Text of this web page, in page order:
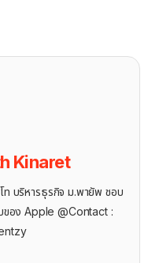
Kinaret
ท บริหารธุรกิจ ม.พายัพ ชอบ
ของ Apple @Contact :